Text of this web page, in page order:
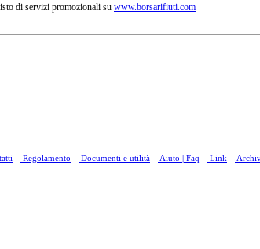
di servizi promozionali su www.borsarifiuti.com
Regolamento Documenti e utilità Aiuto | Faq Link